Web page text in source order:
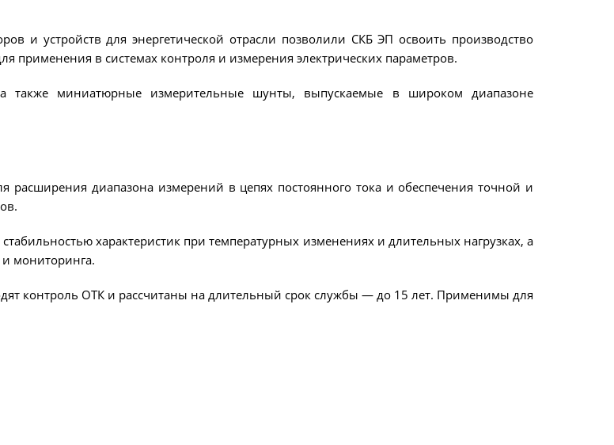
ТРАССОПОИСКОВОЕ УСТРОЙСТВО И
НИЗКОВОЛЬТНОЙ СЕТИ
АРХИВ
и устройств для энергетической отрасли позволили СКБ ЭП освоить производство
в системах контроля и измерения электрических параметров.
также миниатюрные измерительные шунты, выпускаемые в широком диапазоне
расширения диапазона измерений в цепях постоянного тока и обеспечения точной и
характеристик при температурных изменениях и длительных нагрузках, а
мониторинга.
контроль ОТК и рассчитаны на длительный срок службы — до 15 лет. Применимы для